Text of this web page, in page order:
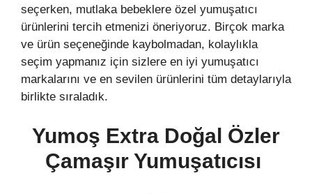
seçerken, mutlaka bebeklere özel yumuşatıcı
ürünlerini tercih etmenizi öneriyoruz. Birçok marka
ve ürün seçeneğinde kaybolmadan, kolaylıkla
seçim yapmanız için sizlere en iyi yumuşatıcı
markalarını ve en sevilen ürünlerini tüm detaylarıyla
birlikte sıraladık.
Yumoş Extra Doğal Özler
Çamaşır Yumuşatıcısı